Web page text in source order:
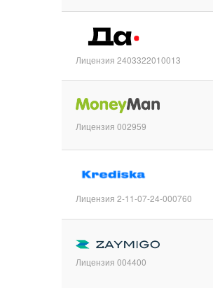
Лицензия 2403322010013
Лицензия 002959
Лицензия 2-11-07-24-000760
Лицензия 004400